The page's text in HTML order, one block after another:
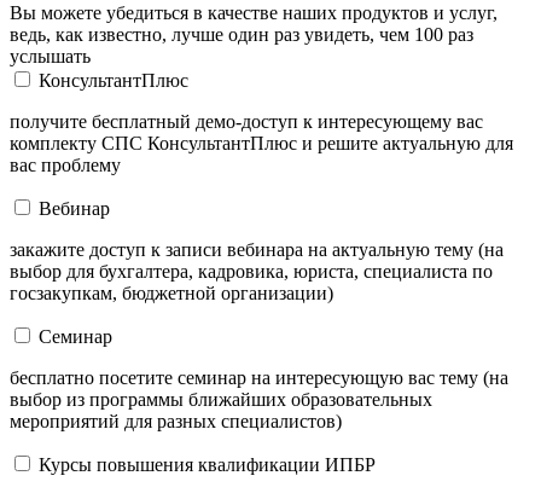
Вы можете убедиться в качестве наших продуктов и услуг,
ведь, как известно, лучше один раз увидеть, чем 100 раз
услышать
КонсультантПлюс
получите бесплатный демо-доступ к интересующему вас
комплекту СПС КонсультантПлюс и решите актуальную для
вас проблему
Вебинар
закажите доступ к записи вебинара на актуальную тему (на
выбор для бухгалтера, кадровика, юриста, специалиста по
госзакупкам, бюджетной организации)
Семинар
бесплатно посетите семинар на интересующую вас тему (на
выбор из программы ближайших образовательных
мероприятий для разных специалистов)
Курсы повышения квалификации ИПБР